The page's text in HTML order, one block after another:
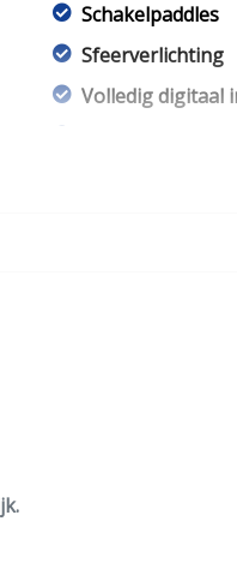
Schakelpaddles
Sfeerverlichting
Volledig digitaal